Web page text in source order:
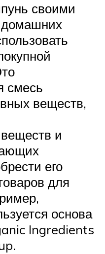
своими
домашних
смесь
веществ,
и
его
для
основа
Ingredients